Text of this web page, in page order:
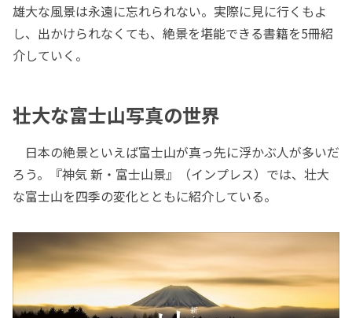
雄大な風景は永遠に忘れられない。実際に見に行くもよ
し、出かけられなくても、絶景を堪能できる書籍を5冊紹
介していく。
壮大な富士山写真の世界
日本の絶景といえば富士山が真っ先に浮かぶ人が多いだ
ろう。『神気 新・富士山景』（インプレス）では、壮大
な富士山を四季の変化とともに紹介している。